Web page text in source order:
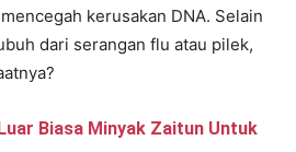
kerusakan DNA. Selain
dari serangan flu atau pilek,
Biasa Minyak Zaitun Untuk